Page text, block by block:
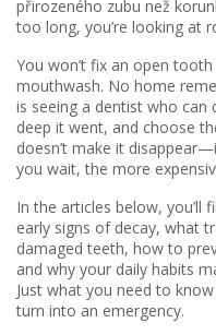
přirozeného zubu než
too long, you’re looking at
You won’t fix an open
mouthwash. No home
is seeing a dentist who can
deep it went, and choose
doesn’t make it
you wait, the more
In the articles below, you’ll
early signs of decay, what
damaged teeth, how to
and why your daily habits
Just what you need to
turn into an emergency.